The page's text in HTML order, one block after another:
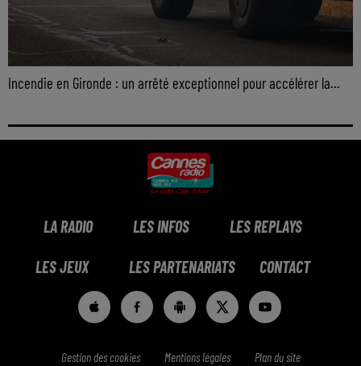
Incendie en Gironde : un arrêté exceptionnel pour accélérer la...
LA RADIO LES INFOS LES REPLAYS
LES JEUX LES PARTENARIATS CONTACT
Gestion des cookies Mentions légales Plan du site